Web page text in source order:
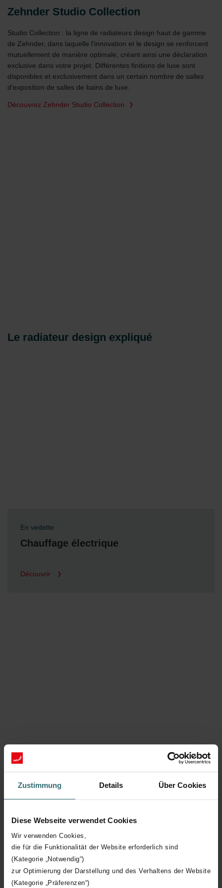
Zustimmung Details Über Cookies
Diese Webseite verwendet Cookies
Wir verwenden Cookies,
die für die Funktionalität der Website erforderlich sind
(Kategorie „Notwendig“)
zur Optimierung der Darstellung und des Verhaltens der Website
(Kategorie „Präferenzen“)
Zehnder Studio Collection
Studio Collection : la ligne de radiateurs design haut de gamme
de Zehnder, dans laquelle l'innovation et le design se renforcent
mutuellement de manière optimale, créant ainsi une déclaration
exclusive dans votre projet. Différentes finitions de luxe sont
disponibles et exclusivement dans un certain nombre de salles
d'exposition de salles de bains de luxe.
Découvrez Zehnder Studio Collection
Le radiateur design expliqué
En vedette
Chauffage électrique
Découvrir
Hauts en couleurs
Donnez de la couleur à votre radiateur